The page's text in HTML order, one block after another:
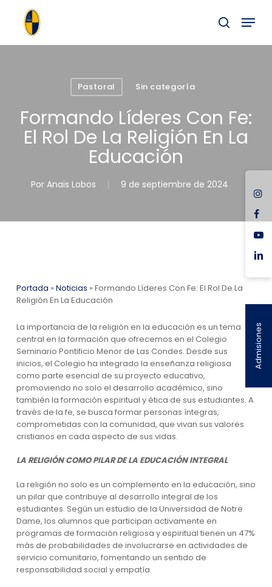
buscar
Menu
Pastoral Sin categoría
Formando Líderes Con Fe:
El Rol De La Religión En La
Educación
Por Anais Lobos 9 de septiembre de 2024
Portada » Noticias » Formando Líderes Con Fe: El Rol De La
Religión En La Educación
La importancia de la religión en la educación es un tema
central en la formación que ofrecemos en el Colegio
Seminario Pontificio Menor de Las Condes. Desde sus
inicios, el Colegio ha integrado la enseñanza religiosa
como parte esencial de su proyecto educativo,
promoviendo no solo el desarrollo académico, sino
también la formación espiritual y ética de sus estudiantes. A
través de la fe, se busca formar personas íntegras,
comprometidas con la comunidad, que vivan sus valores
cristianos en cada aspecto de sus vidas.
LA RELIGIÓN COMO PILAR DE LA EDUCACIÓN INTEGRAL
La religión no solo es un complemento en la educación, sino
un pilar que contribuye al desarrollo integral de los
estudiantes. Según un estudio de la Universidad de Notre
Dame, los alumnos que participan activamente en
programas de formación religiosa y espiritual tienen un 47%
más de probabilidades de involucrarse en actividades de
servicio comunitario, fomentando un sentido de
responsabilidad social y empatía.
Admisiones